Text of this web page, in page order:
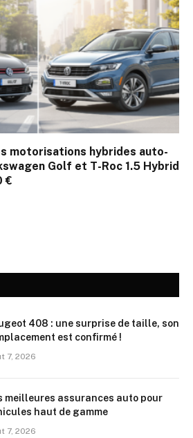
motorisations hybrides auto-
Golf et T-Roc 1.5 Hybrid
€
408 : une surprise de taille, son
est confirmé !
7, 2026
meilleures assurances auto pour
haut de gamme
7, 2026